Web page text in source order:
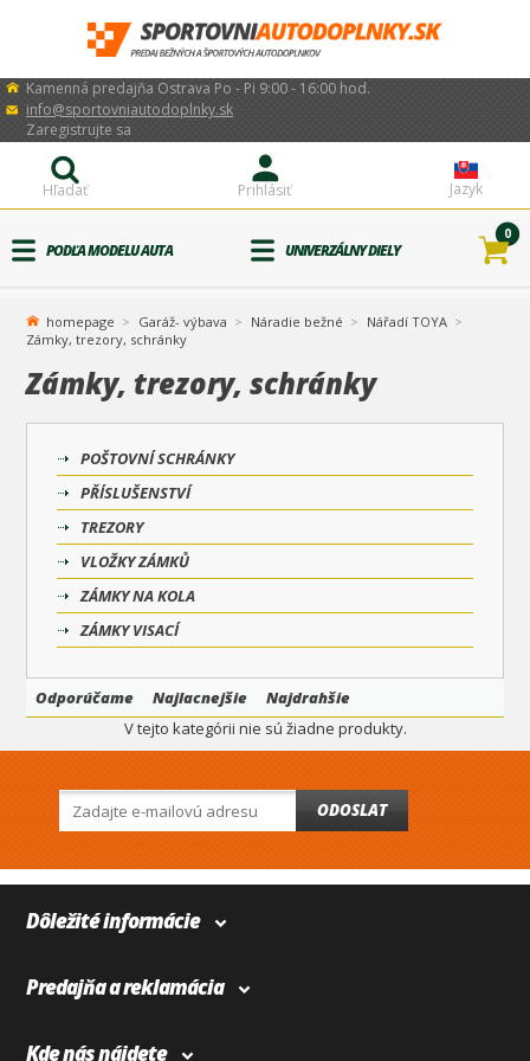
Kamenná predajňa Ostrava Po - Pi 9:00 - 16:00 hod.
info@sportovniautodoplnky.sk
Jazyk
Prihlásiť
Zaregistrujte sa
Hľadať
PODĽA MODELU AUTA UNIVERZÁLNY DIELY
0
homepage Garáž- výbava Náradie bežné
Nářadí TOYA
Zámky, trezory, schránky
Zámky, trezory, schránky
POŠTOVNÍ SCHRÁNKY
PŘÍSLUŠENSTVÍ
TREZORY
VLOŽKY ZÁMKŮ
ZÁMKY NA KOLA
ZÁMKY VISACÍ
Odporúčame Najlacnejšie
Najdrahšie
V tejto kategórii nie sú žiadne produkty.
ODOSLAT
Dôležité informácie
Predajňa a reklamácia
Kde nás nájdete